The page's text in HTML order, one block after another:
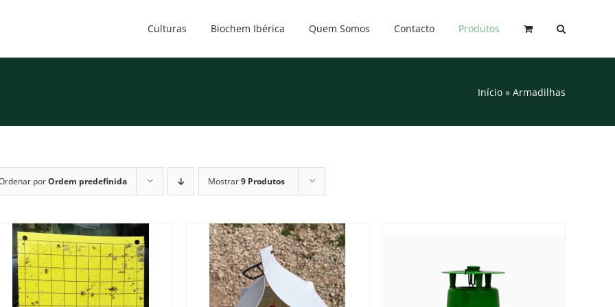
Culturas Biochem Ibérica Quem Somos Contacto Produtos
Início » Armadilhas
porOrdem predefinida Mostrar9 Produtos